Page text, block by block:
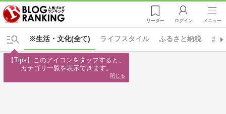
リーダー ログイン メニュー
※生活・文化(全て) ライフスタイル ふるさと納税 ま
【Tips】このアイコンをタップすると、
カテゴリ一覧を表示できます。
閉じる